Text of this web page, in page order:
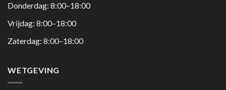
Donderdag: 8:00–18:00
Vrijdag: 8:00–18:00
Zaterdag: 8:00–18:00
WETGEVING